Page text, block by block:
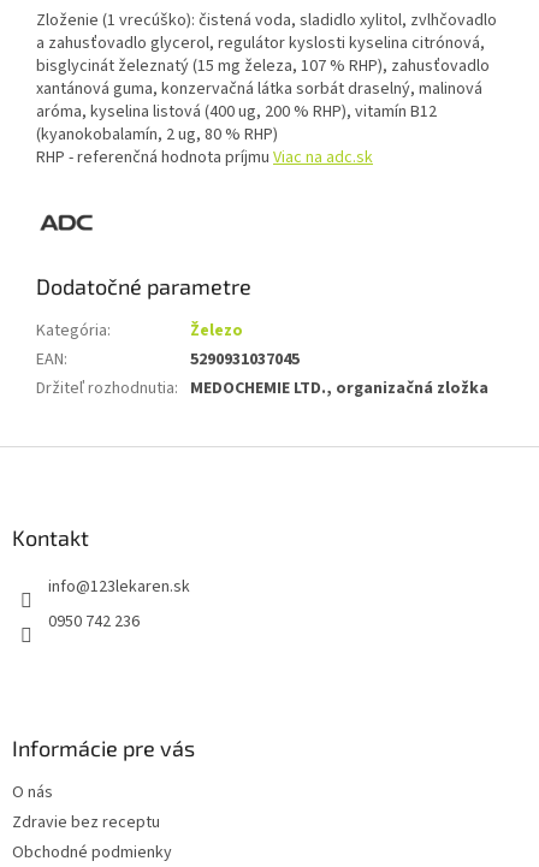
Zloženie (1 vrecúško): čistená voda, sladidlo xylitol, zvlhčovadlo
a zahusťovadlo glycerol, regulátor kyslosti kyselina citrónová,
bisglycinát železnatý (15 mg železa, 107 % RHP), zahusťovadlo
xantánová guma, konzervačná látka sorbát draselný, malinová
aróma, kyselina listová (400 ug, 200 % RHP), vitamín B12
(kyanokobalamín, 2 ug, 80 % RHP)
RHP - referenčná hodnota príjmu Viac na adc.sk
Dodatočné parametre
Kategória:
Železo
EAN:
5290931037045
Držiteľ rozhodnutia: MEDOCHEMIE LTD., organizačná zložka
Kontakt
info@123lekaren.sk
0950 742 236
Informácie pre vás
O nás
Zdravie bez receptu
Obchodné podmienky